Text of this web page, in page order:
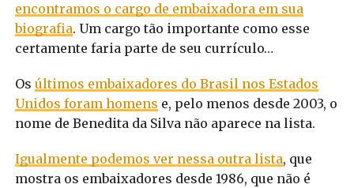
encontramos o cargo de embaixadora em sua
biografia. Um cargo tão importante como esse
certamente faria parte de seu currículo…
Os últimos embaixadores do Brasil nos Estados
Unidos foram homens e, pelo menos desde 2003, o
nome de Benedita da Silva não aparece na lista.
Igualmente podemos ver nessa outra lista, que
mostra os embaixadores desde 1986, que não é